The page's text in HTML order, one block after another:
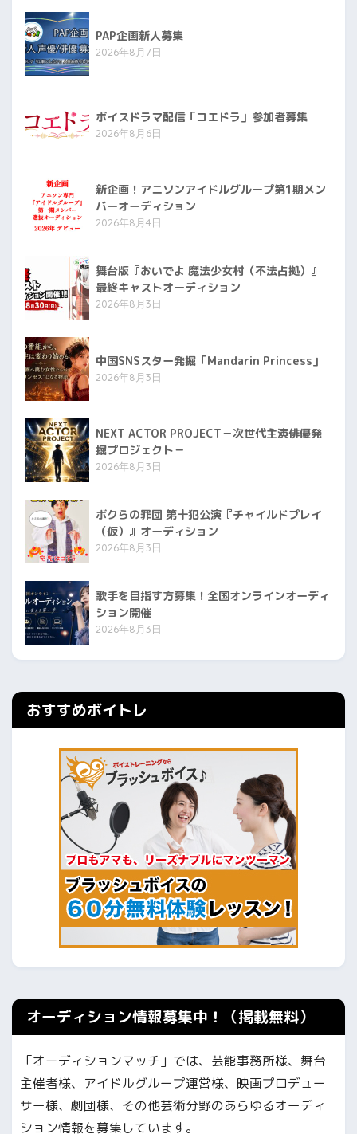
PAP企画新人募集
2026年8月7日
ボイスドラマ配信「コエドラ」参加者募集
2026年8月6日
新企画！アニソンアイドルグループ第1期メン
バーオーディション
2026年8月4日
舞台版『おいでよ 魔法少女村（不法占拠）』
最終キャストオーディション
2026年8月3日
中国SNSスター発掘「Mandarin Princess」
2026年8月3日
NEXT ACTOR PROJECT－次世代主演俳優発
掘プロジェクト－
2026年8月3日
ボクらの罪団 第十犯公演『チャイルドプレイ
（仮）』オーディション
2026年8月3日
歌手を目指す方募集！全国オンラインオーディ
ション開催
2026年8月3日
おすすめボイトレ
オーディション情報募集中！（掲載無料）
「オーディションマッチ」では、芸能事務所様、舞台
主催者様、アイドルグループ運営様、映画プロデュー
サー様、劇団様、その他芸術分野のあらゆるオーディ
ション情報を募集しています。